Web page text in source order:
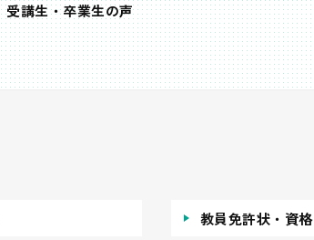
受講生・卒業生の声
教員免許状・資格